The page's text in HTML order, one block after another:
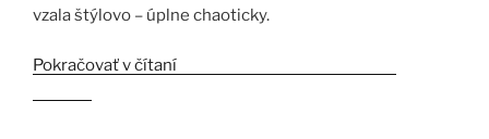
vzala štýlovo – úplne chaoticky.
Pokračovať v čítaní